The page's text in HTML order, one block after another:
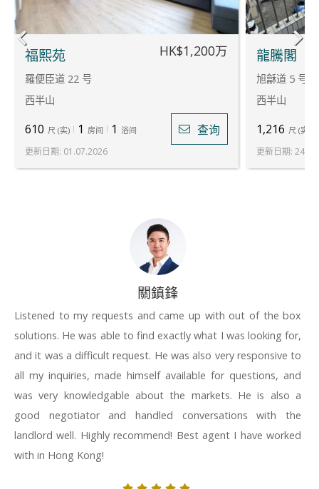
福熙苑
羅便臣道 22 号
西半山
HK$1,200万
610 尺 (实) 1 房间 1 浴间 查询
更新日期: 01.07.2026
龍騰閣
旭龢道 5 号
西半山
1,216 尺 (实
更新日期:
關鎮鋒
Listened to my requests and came up with out of the box
solutions. He was able to find exactly what I was looking for,
and it was a difficult request. He was also very responsive to
all my inquiries, made himself available for questions, and
was very knowledgable about the markets. He is also a
good negotiator and handled conversations with the
landlord well. Highly recommend! Best agent I have worked
with in Hong Kong!